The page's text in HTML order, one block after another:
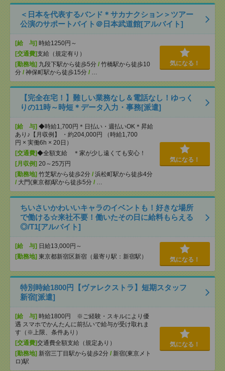
＜日本を代表するバンド＊サカナクション＞ツアー
公演のサポートバイト＠日本武道館[アルバイト]
[給 与] 時給1250円～
[交通費]支給（規定有り）
[勤務地] 九段下駅から徒歩5分 / 竹橋駅から徒歩10
分 / 神保町駅から徒歩15分 / …
気になる！
【完全在宅！】難しい業務なし＆電話なし！ゆっく
りの11時～時短＊データ入力・事務[派遣]
[給 与] ◆時給1,700円＊日払い・週払いOK＊昇給
あり♪【月収例】 ・約204,000円 （時給1,700
円 × 実働6h × 20日）
[交通費]◆全額支給 ＊家が少し遠くても安心！
[月収例] 20～25万円
[勤務地] 竹芝駅から徒歩2分 / 浜松町駅から徒歩4分
/ 大門(東京都)駅から徒歩5分 / …
気になる！
ちいさいかわいいキャラのイベントも！好きな場所
で働ける☆来社不要！働いたその日に給料もらえる
◎/T1[アルバイト]
[給 与] 日給13,000円～
[勤務地] 東京都新宿区新宿（最寄り駅：新宿駅） 気になる！
特別時給1800円【ヴァレクストラ】短期スタッフ
新宿[派遣]
[給 与] 時給1800円 ※ご経験・スキルにより優
遇 スマホでかんたんに前払いで給与が受け取れま
す（※上限、条件あり）
[交通費]交通費全額支給（規定あり）
[勤務地] 新宿三丁目駅から徒歩2分 / 新宿(東京メト
ロ)駅
気になる！